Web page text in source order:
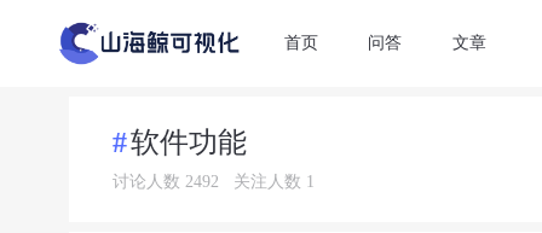
首页 问答 文章
软件功能
讨论人数 2492 关注人数 1